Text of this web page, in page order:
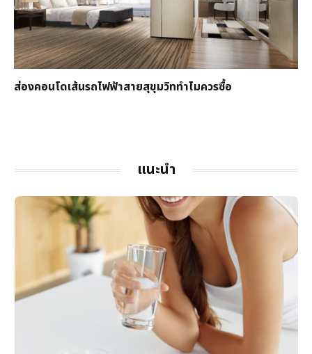
ส่องคอนโดเส้นรถไฟฟ้าสายสุขุมวิททำไมควรซื้อ
แนะนำ